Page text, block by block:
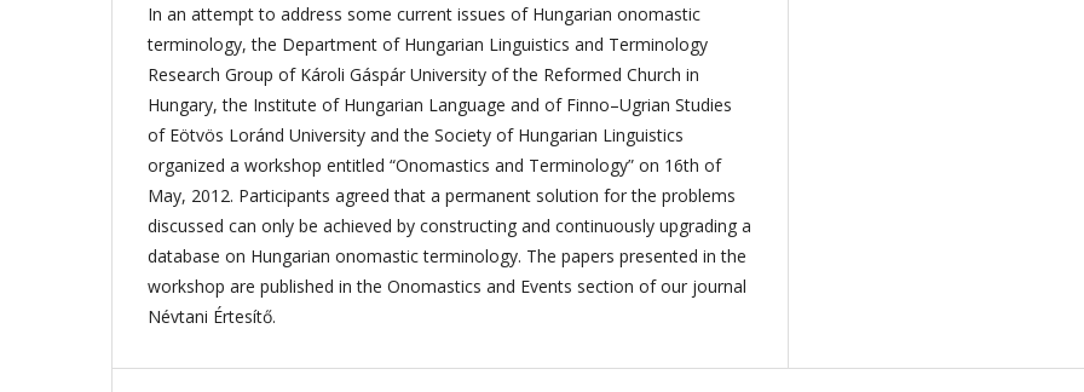
In an attempt to address some current issues of Hungarian onomastic
terminology, the Department of Hungarian Linguistics and Terminology
Research Group of Károli Gáspár University of the Reformed Church in
Hungary, the Institute of Hungarian Language and of Finno–Ugrian Studies
of Eötvös Loránd University and the Society of Hungarian Linguistics
organized a workshop entitled “Onomastics and Terminology” on 16th of
May, 2012. Participants agreed that a permanent solution for the problems
discussed can only be achieved by constructing and continuously upgrading a
database on Hungarian onomastic terminology. The papers presented in the
workshop are published in the Onomastics and Events section of our journal
Névtani Értesítő.